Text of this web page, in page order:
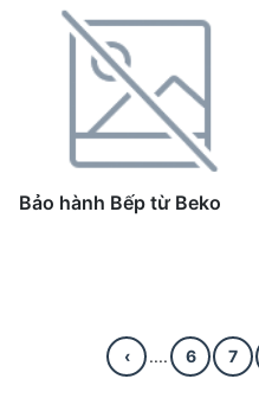
Bảo hành Bếp từ Beko
‹ .... 6 7